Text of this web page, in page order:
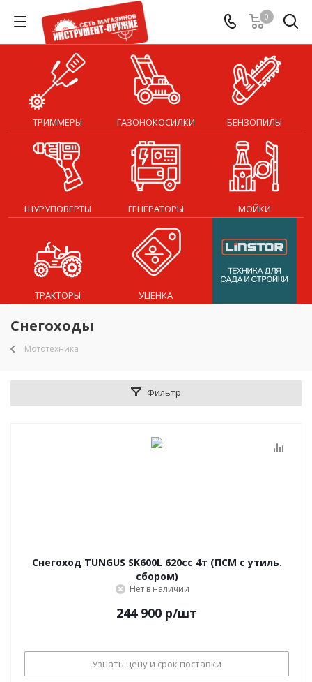
0
ТРИММЕРЫ ГАЗОНОКОСИЛКИ БЕНЗОПИЛЫ
ШУРУПОВЕРТЫ ГЕНЕРАТОРЫ МОЙКИ
ТРАКТОРЫ УЦЕНКА
Снегоходы
Мототехника
Фильтр
Снегоход TUNGUS SK600L 620сс 4т (ПСМ с утиль.
сбором)
Нет в наличии
244 900 р/шт
Узнать цену и срок поставки